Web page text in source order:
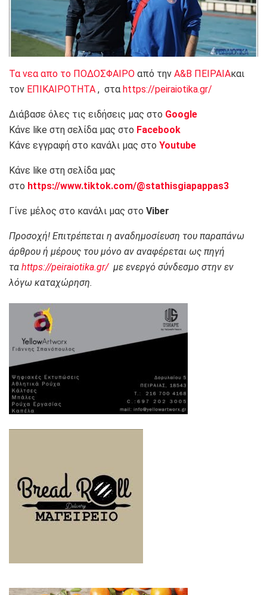
Τα νεα απο το ΠΟΔΟΣΦΑΙΡΟ από την Α&Β ΠΕΙΡΑΙΑκαι
τον ΕΠΙΚΑΙΡΟΤΗΤΑ , στα https://peiraiotika.gr/
Διάβασε όλες τις ειδήσεις μας στο Google
Κάνε like στη σελίδα μας στο Facebook
Κάνε εγγραφή στο κανάλι μας στο Youtube
Κάνε like στη σελίδα μας
στο https://www.tiktok.com/@stathisgiapappas3
Γίνε μέλος στο κανάλι μας στο Viber
Προσοχή! Επιτρέπεται η αναδημοσίευση του παραπάνω
άρθρου ή μέρους του μόνο αν αναφέρεται ως πηγή
τα https://peiraiotika.gr/με ενεργό σύνδεσμο στην εν
λόγω καταχώρηση.